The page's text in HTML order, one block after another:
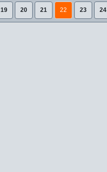
19 20 21 22 23 24